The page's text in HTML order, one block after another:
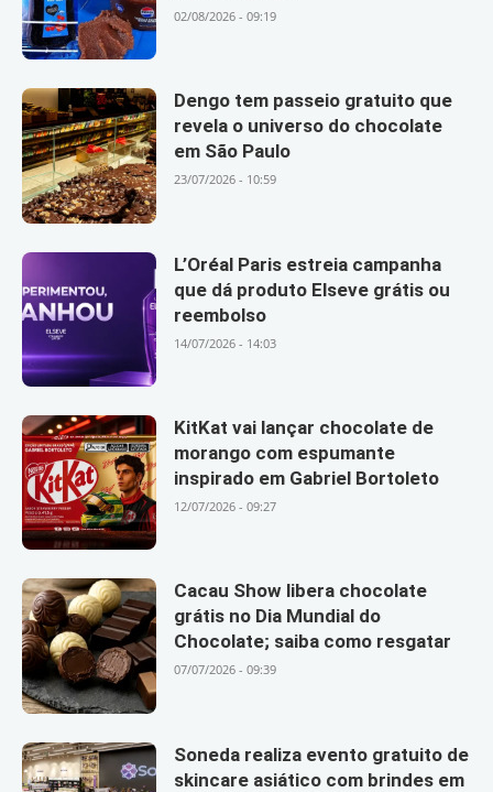
02/08/2026 - 09:19
Dengo tem passeio gratuito que
revela o universo do chocolate
em São Paulo
23/07/2026 - 10:59
L’Oréal Paris estreia campanha
que dá produto Elseve grátis ou
reembolso
14/07/2026 - 14:03
KitKat vai lançar chocolate de
morango com espumante
inspirado em Gabriel Bortoleto
12/07/2026 - 09:27
Cacau Show libera chocolate
grátis no Dia Mundial do
Chocolate; saiba como resgatar
07/07/2026 - 09:39
Soneda realiza evento gratuito de
skincare asiático com brindes em